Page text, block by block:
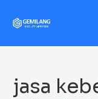
jasa